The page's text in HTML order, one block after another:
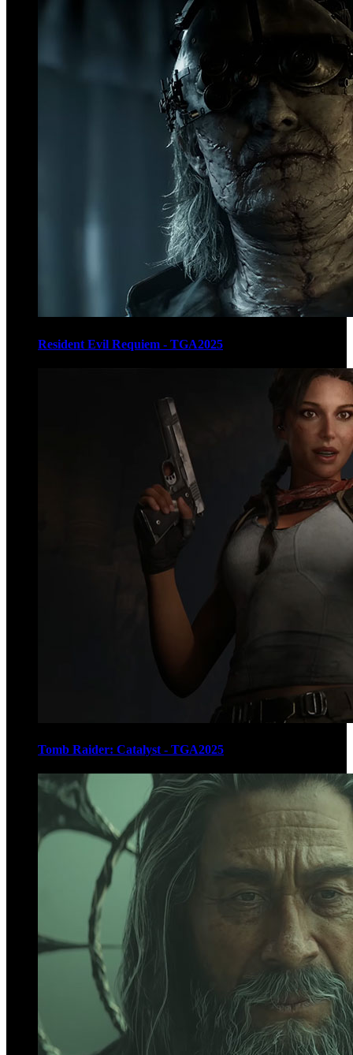
Resident Evil Requiem - TGA2025
Tomb Raider: Catalyst - TGA2025